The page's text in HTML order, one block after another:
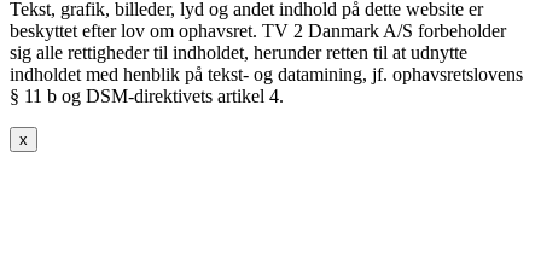
Tekst, grafik, billeder, lyd og andet indhold på dette website er
beskyttet efter lov om ophavsret. TV 2 Danmark A/S forbeholder
sig alle rettigheder til indholdet, herunder retten til at udnytte
indholdet med henblik på tekst- og datamining, jf. ophavsretslovens
§ 11 b og DSM-direktivets artikel 4.
x